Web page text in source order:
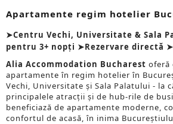
Apartamente regim hotelier
➤Centru Vechi, Universitate & Sala
pentru 3+ nopți ➤Rezervare directă
Alia Accommodation Bucharest oferă
apartamente în regim hotelier în
Vechi, Universitate și Sala Palatului - la
principalele atracții și de hub-rile de
beneficiază de apartamente moderne,
confortul de acasă, în inima